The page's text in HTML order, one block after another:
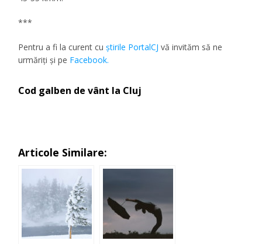
***
Pentru a fi la curent cuştirile PortalCJ vă invităm să ne
urmăriţi şi pe Facebook.
Cod galben de vânt la Cluj
Articole Similare: